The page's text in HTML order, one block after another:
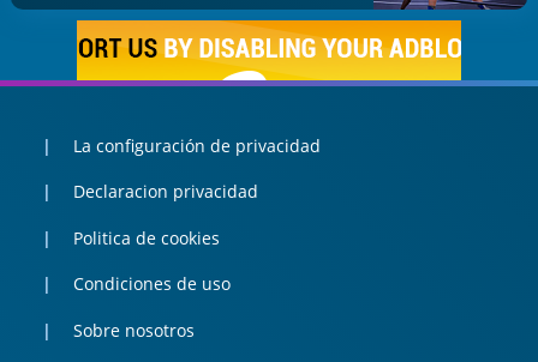
La configuración de privacidad
Declaracion privacidad
Politica de cookies
Condiciones de uso
Sobre nosotros